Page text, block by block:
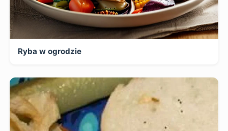
Ryba w ogrodzie